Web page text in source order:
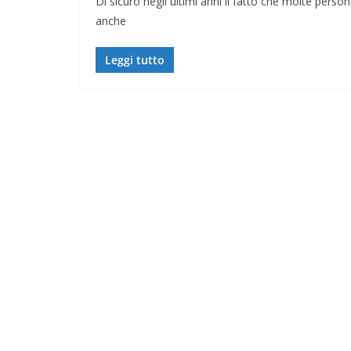
anche
Leggi tutto